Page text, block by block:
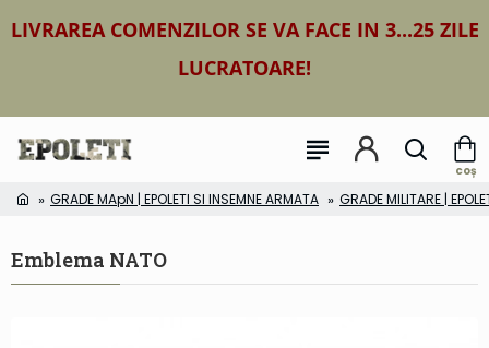
LIVRAREA COMENZILOR SE VA FACE IN 3...25 ZILE
LUCRATOARE!
GRADE MApN | EPOLETI SI INSEMNE ARMATA GRADE MILITARE |
Emblema NATO